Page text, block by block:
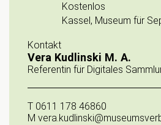
Kostenlos
Kassel, Museum für
Kontakt
Vera Kudlinski M. A.
Referentin für Digitales
T 0611 178 46860
M